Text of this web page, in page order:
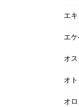
エ
エ
オ
オ
オ